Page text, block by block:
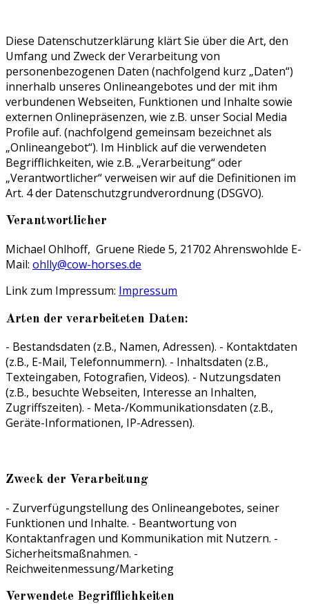
Diese Datenschutzerklärung klärt Sie über die Art, den
Umfang und Zweck der Verarbeitung von
personenbezogenen Daten (nachfolgend kurz „Daten“)
innerhalb unseres Onlineangebotes und der mit ihm
verbundenen Webseiten, Funktionen und Inhalte sowie
externen Onlinepräsenzen, wie z.B. unser Social Media
Profile auf. (nachfolgend gemeinsam bezeichnet als
„Onlineangebot“). Im Hinblick auf die verwendeten
Begrifflichkeiten, wie z.B. „Verarbeitung“ oder
„Verantwortlicher“ verweisen wir auf die Definitionen im
Art. 4 der Datenschutzgrundverordnung (DSGVO).
Verantwortlicher
Michael Ohlhoff, Gruene Riede 5, 21702 Ahrenswohlde E-
Mail: ohlly@cow-horses.de
Link zum Impressum: Impressum
Arten der verarbeiteten Daten:
- Bestandsdaten (z.B., Namen, Adressen). - Kontaktdaten
(z.B., E-Mail, Telefonnummern). - Inhaltsdaten (z.B.,
Texteingaben, Fotografien, Videos). - Nutzungsdaten
(z.B., besuchte Webseiten, Interesse an Inhalten,
Zugriffszeiten). - Meta-/Kommunikationsdaten (z.B.,
Geräte-Informationen, IP-Adressen).
Zweck der Verarbeitung
- Zurverfügungstellung des Onlineangebotes, seiner
Funktionen und Inhalte. - Beantwortung von
Kontaktanfragen und Kommunikation mit Nutzern. -
Sicherheitsmaßnahmen. -
Reichweitenmessung/Marketing
Verwendete Begrifflichkeiten